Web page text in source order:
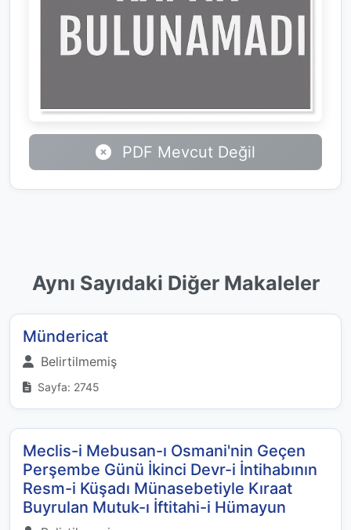
PDF Mevcut Değil
Aynı Sayıdaki Diğer Makaleler
Mündericat
Belirtilmemiş
Sayfa: 2745
Meclis-i Mebusan-ı Osmani'nin Geçen
Perşembe Günü İkinci Devr-i İntihabının
Resm-i Küşadı Münasebetiyle Kıraat
Buyrulan Mutuk-ı İftitahi-i Hümayun